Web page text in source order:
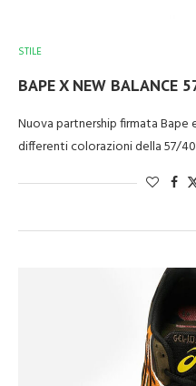
STILE
BAPE X NEW BALANCE
Nuova partnership firmata Bape
differenti colorazioni della 57/